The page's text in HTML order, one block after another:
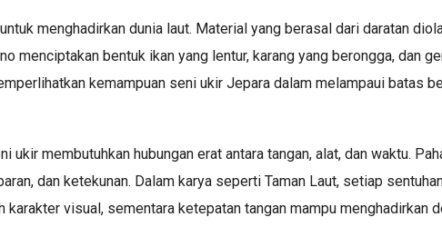
menghadirkan dunia laut. Material yang berasal dari daratan
menciptakan bentuk ikan yang lentur, karang yang berongga, dan
kemampuan seni ukir Jepara dalam melampaui batas
ukir membutuhkan hubungan erat antara tangan, alat, dan waktu.
dan ketekunan. Dalam karya seperti Taman Laut, setiap
karakter visual, sementara ketepatan tangan mampu menghadirkan